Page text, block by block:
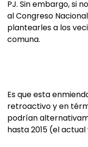
PJ. Sin embargo, si
al Congreso
plantearles a los
comuna.
Es que esta
retroactivo y en
podrían
hasta 2015 (el